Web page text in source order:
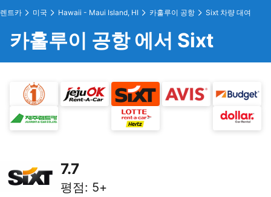
렌트카 미국 Hawaii - Maui Island, HI 카훌루이 공항 Sixt 차량 대여
카훌루이 공항 에서 Sixt
7.7
평점: 5+